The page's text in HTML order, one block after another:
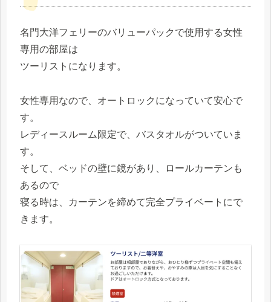
名門大洋フェリーのバリューパックで使用する女性
専用の部屋は
ツーリストになります。
女性専用なので、オートロックになっていて安心で
す。
レディースルーム限定で、バスタオルがついていま
す。
そして、ベッドの壁に鏡があり、ロールカーテンも
あるので
寝る時は、カーテンを締めて完全プライベートにで
きます。